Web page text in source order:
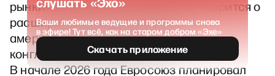
рынки». Кроме того, в заявлении говорится о
расширении сотрудничества с
американским промышленным
конгломератом Honeywell.
В начале 2026 года Евросоюз планировал
Ваши любимые ведущие и программы снова
в эфире! Тут всё, как на старом добром «Эхе»
Скачать приложение